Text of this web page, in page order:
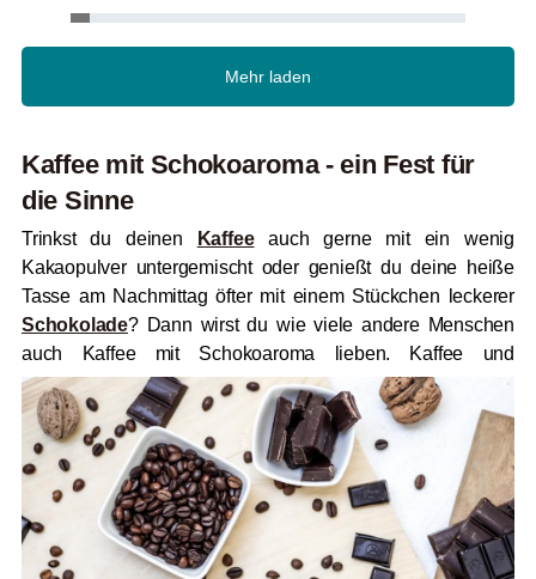
Mehr laden
Kaffee mit Schokoaroma - ein Fest für
die Sinne
Trinkst du deinen Kaffeeauch gerne mit ein wenig
Kakaopulver untergemischt oder genießt du deine heiße
Tasse am Nachmittag öfter mit einem Stückchen leckerer
Schokolade? Dann wirst du wie viele andere Menschen
auch Kaffee mit Schokoaroma lieben. Kaffee und